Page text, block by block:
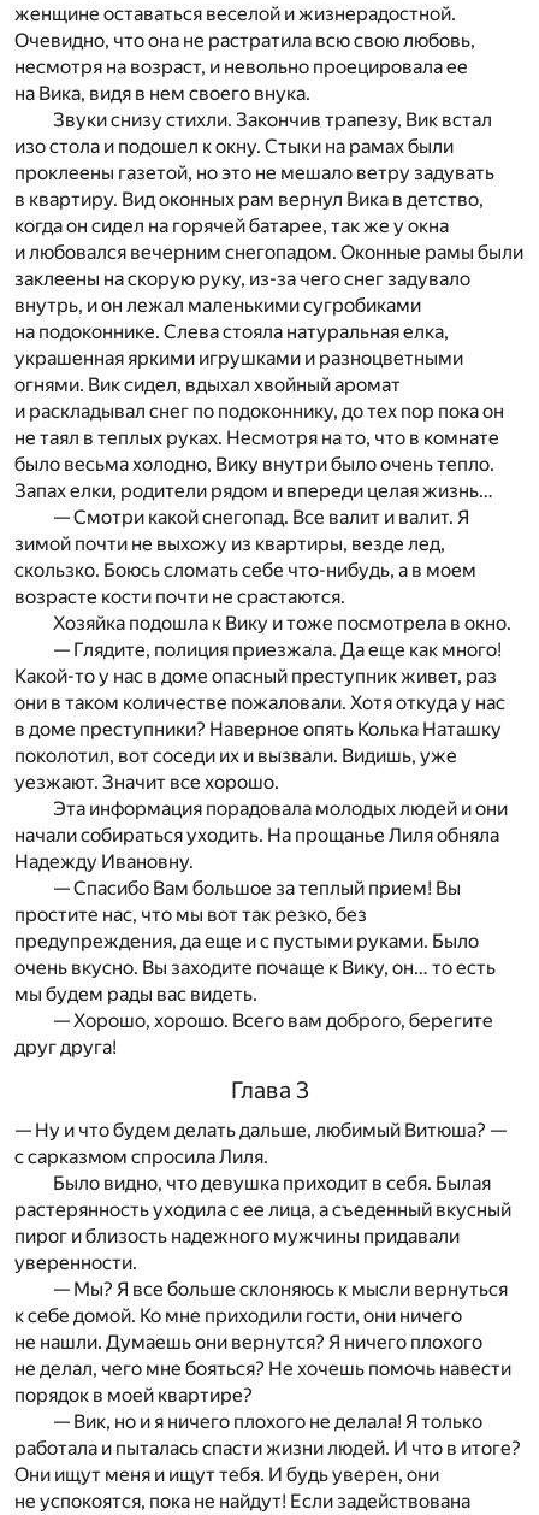
женщине оставаться веселой и жизнерадостной.
Очевидно, что она не растратила всю свою любовь,
несмотря на возраст, и невольно проецировала ее
на Вика, видя в нем своего внука.
Звуки снизу стихли. Закончив трапезу, Вик встал
изо стола и подошел к окну. Стыки на рамах были
проклеены газетой, но это не мешало ветру задувать
в квартиру. Вид оконных рам вернул Вика в детство,
когда он сидел на горячей батарее, так же у окна
и любовался вечерним снегопадом. Оконные рамы были
заклеены на скорую руку, из-за чего снег задувало
внутрь, и он лежал маленькими сугробиками
на подоконнике. Слева стояла натуральная елка,
украшенная яркими игрушками и разноцветными
огнями. Вик сидел, вдыхал хвойный аромат
и раскладывал снег по подоконнику, до тех пор пока он
не таял в теплых руках. Несмотря на то, что в комнате
было весьма холодно, Вику внутри было очень тепло.
Запах елки, родители рядом и впереди целая жизнь…
— Смотри какой снегопад. Все валит и валит. Я
зимой почти не выхожу из квартиры, везде лед,
скользко. Боюсь сломать себе что-нибудь, а в моем
возрасте кости почти не срастаются.
Хозяйка подошла к Вику и тоже посмотрела в окно.
— Глядите, полиция приезжала. Да еще как много!
Какой-то у нас в доме опасный преступник живет, раз
они в таком количестве пожаловали. Хотя откуда у нас
в доме преступники? Наверное опять Колька Наташку
поколотил, вот соседи их и вызвали. Видишь, уже
уезжают. Значит все хорошо.
Эта информация порадовала молодых людей и они
начали собираться уходить. На прощанье Лиля обняла
Надежду Ивановну.
— Спасибо Вам большое за теплый прием! Вы
простите нас, что мы вот так резко, без
предупреждения, да еще и с пустыми руками. Было
очень вкусно. Вы заходите почаще к Вику, он… то есть
мы будем рады вас видеть.
— Хорошо, хорошо. Всего вам доброго, берегите
друг друга!
Глава 3
— Ну и что будем делать дальше, любимый Витюша? —
с сарказмом спросила Лиля.
Было видно, что девушка приходит в себя. Былая
растерянность уходила с ее лица, а съеденный вкусный
пирог и близость надежного мужчины придавали
уверенности.
— Мы? Я все больше склоняюсь к мысли вернуться
к себе домой. Ко мне приходили гости, они ничего
не нашли. Думаешь они вернутся? Я ничего плохого
не делал, чего мне бояться? Не хочешь помочь навести
порядок в моей квартире?
— Вик, но и я ничего плохого не делала! Я только
работала и пыталась спасти жизни людей. И что в итоге?
Они ищут меня и ищут тебя. И будь уверен, они
не успокоятся, пока не найдут! Если задействована